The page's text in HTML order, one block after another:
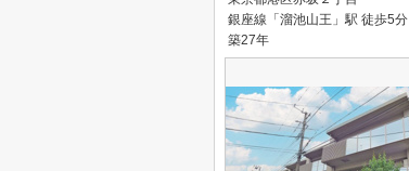
銀座線「溜池山王」駅 徒歩5分
築27年